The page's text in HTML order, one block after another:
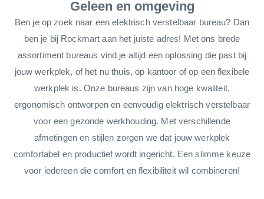
Geleen en omgeving
Ben je op zoek naar een elektrisch verstelbaar bureau? Dan
ben je bij Rockmart aan het juiste adres! Met ons brede
assortiment bureaus vind je altijd een oplossing die past bij
jouw werkplek, of het nu thuis, op kantoor of op een flexibele
werkplek is. Onze bureaus zijn van hoge kwaliteit,
ergonomisch ontworpen en eenvoudig elektrisch verstelbaar
voor een gezonde werkhouding. Met verschillende
afmetingen en stijlen zorgen we dat jouw werkplek
comfortabel en productief wordt ingericht. Een slimme keuze
voor iedereen die comfort en flexibiliteit wil combineren!